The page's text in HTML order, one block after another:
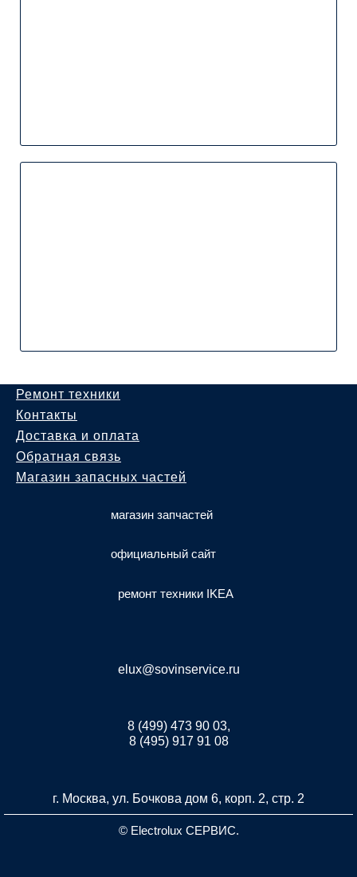
Ремонт техники
Контакты
Доставка и оплата
Обратная связь
Магазин запасных частей
магазин запчастей
официальный сайт
ремонт техники IKEA
elux@sovinservice.ru
8 (499) 473 90 03,
8 (495) 917 91 08
г. Москва, ул. Бочкова дом 6, корп. 2, стр. 2
© Electrolux СЕРВИС.